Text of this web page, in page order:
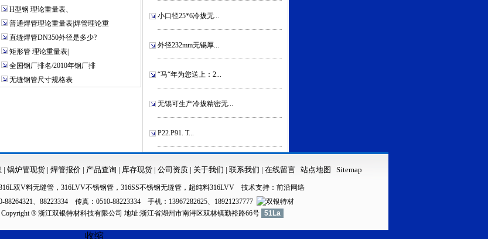
H型钢 理论重量表、
普通焊管理论重量表|焊管理论重
直缝焊管DN350外径是多少?
矩形管 理论重量表|
全国钢厂排名/2010年钢厂排
无缝钢管尺寸规格表
小口径25*6冷拔无...
外径232mm无锡厚...
“马“年为您送上：2...
无锡可生产冷拔精密无...
P22.P91. T...
| 锅炉管现货 | 焊管报价| 产品查询 | 库存现货 | 公司资质 | 关于我们 | 联系我们 | 在线留言 站点地图 Sitemap
双V料无缝管 ， 316LVV不锈钢管 ， 316SS不锈钢无缝管 ， 超纯料316LVV 技术支持： 前沿网络
88264321、88223334 传真：0510-88223334 手机：13967282625、18921237777
® 浙江双银特材科技有限公司 地址:浙江省湖州市南浔区双林镇勤裕路66号 51La
收缩